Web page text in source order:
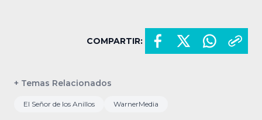
COMPARTIR:
+ Temas Relacionados
El Señor de los Anillos WarnerMedia